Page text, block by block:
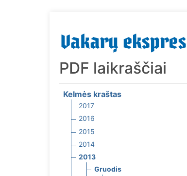
PDF laikraščiai
Kelmės kraštas
2017
2016
2015
2014
2013
Gruodis